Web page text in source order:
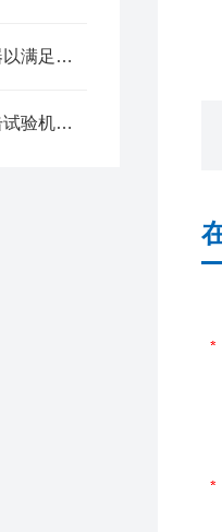
如何选择合适的数字示波器以满足您的需求？
看完本篇你就知道冷热冲击试验机的特点有哪些了